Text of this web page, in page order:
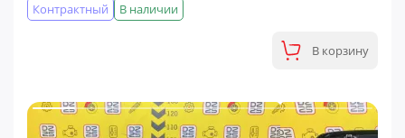
В наличии
Контрактный
В корзину